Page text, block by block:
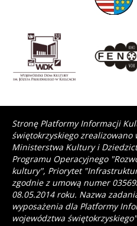
Stronę Platformy Informacji
świętokrzyskiego zrealizowano
Ministerstwa Kultury i
Programu Operacyjnego
kultury", Priorytet
zgodnie z umową numer
08.05.2014 roku. Nazwa
wyposażenia dla Platformy
województwa